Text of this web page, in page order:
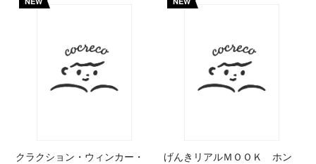
クラクション・ウィンカー・
げんきリアルＭＯＯＫ ホン